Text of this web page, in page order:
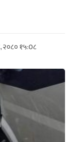
२०८० १५:0८